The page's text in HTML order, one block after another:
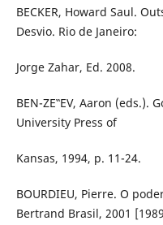
BECKER, Howard Saul.
Desvio. Rio de Janeiro:
Jorge Zahar, Ed. 2008.
BEN-ZE‟EV, Aaron (eds.).
University Press of
Kansas, 1994, p. 11-24.
BOURDIEU, Pierre. O
Bertrand Brasil, 2001